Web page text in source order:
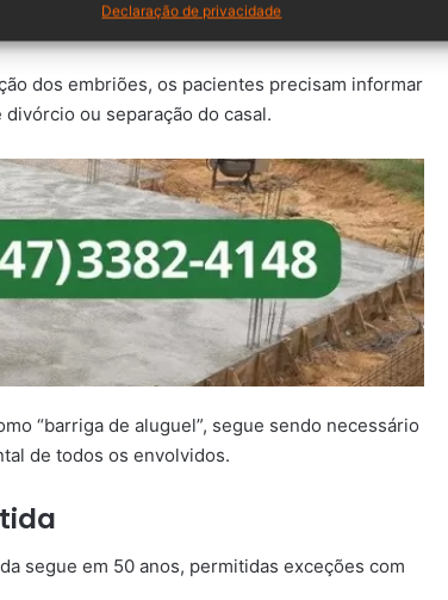
Declaração de privacidade
litoral de SC
dos embriões, os pacientes precisam informar
ou separação do casal.
“barriga de aluguel”, segue sendo necessário
de todos os envolvidos.
segue em 50 anos, permitidas exceções com